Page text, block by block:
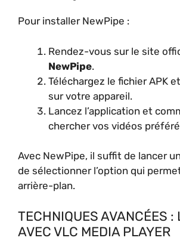
Pour installer NewPipe :
Rendez-vous sur le site
NewPipe.
Téléchargez le fichier APK
sur votre appareil.
Lancez l’application et
chercher vos vidéos
Avec NewPipe, il suffit de lancer
de sélectionner l’option qui
arrière-plan.
TECHNIQUES AVANCÉES :
AVEC VLC MEDIA PLAYER